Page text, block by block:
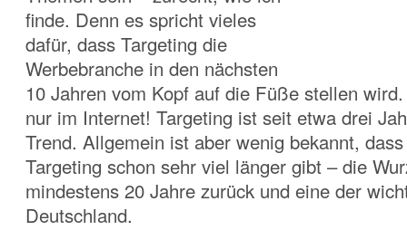
finde. Denn es spricht vieles
dafür, dass Targeting die
Werbebranche in den nächsten
10 Jahren vom Kopf auf die Füße stellen
nur im Internet! Targeting ist seit etwa drei
Trend. Allgemein ist aber wenig bekannt,
Targeting schon sehr viel länger gibt – die
mindestens 20 Jahre zurück und eine der
Deutschland.